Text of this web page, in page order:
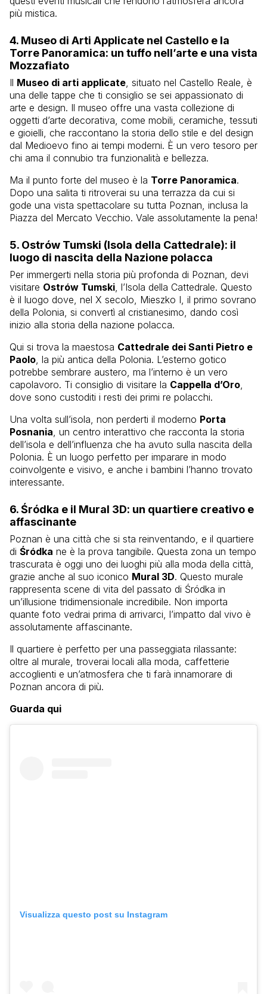
più mistica.
4. Museo di Arti Applicate nel Castello e la
Torre Panoramica: un tuffo nell’arte e una vista
Mozzafiato
Il Museo di arti applicate , situato nel Castello Reale, è
una delle tappe che ti consiglio se sei appassionato di
arte e design. Il museo offre una vasta collezione di
oggetti d’arte decorativa, come mobili, ceramiche, tessuti
e gioielli, che raccontano la storia dello stile e del design
dal Medioevo fino ai tempi moderni. È un vero tesoro per
chi ama il connubio tra funzionalità e bellezza.
Ma il punto forte del museo è la Torre Panoramica.
Dopo una salita ti ritroverai su una terrazza da cui si
gode una vista spettacolare su tutta Poznan, inclusa la
Piazza del Mercato Vecchio. Vale assolutamente la pena!
5. Ostrów Tumski (Isola della Cattedrale): il
luogo di nascita della Nazione polacca
Per immergerti nella storia più profonda di Poznan, devi
visitare Ostrów Tumski , l’Isola della Cattedrale. Questo
è il luogo dove, nel X secolo, Mieszko I, il primo sovrano
della Polonia, si convertì al cristianesimo, dando così
inizio alla storia della nazione polacca.
Qui si trova la maestosa Cattedrale dei Santi Pietro e
Paolo , la più antica della Polonia. L’esterno gotico
potrebbe sembrare austero, ma l’interno è un vero
capolavoro. Ti consiglio di visitare la Cappella d’Oro
dove sono custoditi i resti dei primi re polacchi.
Una volta sull’isola, non perderti il moderno Porta
Posnania , un centro interattivo che racconta la storia
dell’isola e dell’influenza che ha avuto sulla nascita della
Polonia. È un luogo perfetto per imparare in modo
coinvolgente e visivo, e anche i bambini l’hanno trovato
interessante.
6.Śródka e il Mural 3D: un quartiere creativo e
affascinante
Poznan è una città che si sta reinventando, e il quartiere
di Śródka ne è la prova tangibile. Questa zona un tempo
trascurata è oggi uno dei luoghi più alla moda della città,
grazie anche al suo iconico Mural 3D. Questo murale
rappresenta scene di vita del passato di Śródka in
un’illusione tridimensionale incredibile. Non importa
quante foto vedrai prima di arrivarci, l’impatto dal vivo è
assolutamente affascinante.
Il quartiere è perfetto per una passeggiata rilassante:
oltre al murale, troverai locali alla moda, caffetterie
accoglienti e un’atmosfera che ti farà innamorare di
Poznan ancora di più.
Guarda qui
Visualizza questo post su Instagram